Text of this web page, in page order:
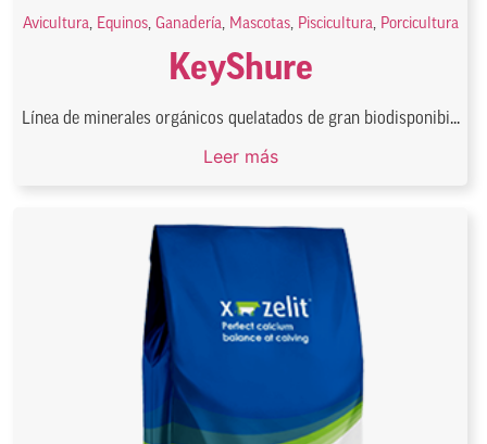
Avicultura, Equinos, Ganadería, Mascotas, Piscicultura, Porcicultura
KeyShure
Línea de minerales orgánicos quelatados de gran biodisponibi...
Leer más